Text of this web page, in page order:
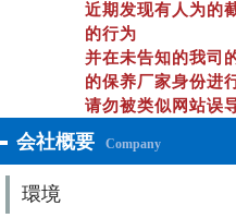
近期发现有人为的
的行为
并在未告知的我司
的保养厂家身份进
请勿被类似网站误
会社概要 Company
環境